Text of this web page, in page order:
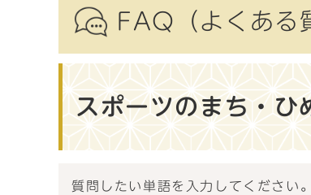
FAQ（よくある
スポーツのまち・ひ
質問したい単語を入力してください